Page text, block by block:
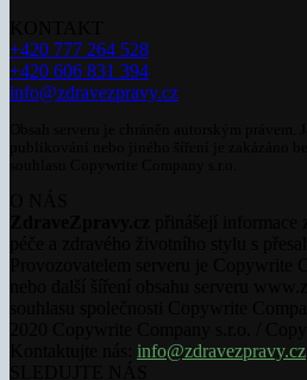
+420 777 264 528
+420 606 831 394
info@zdravezpravy.cz
info@zdravezpravy.cz